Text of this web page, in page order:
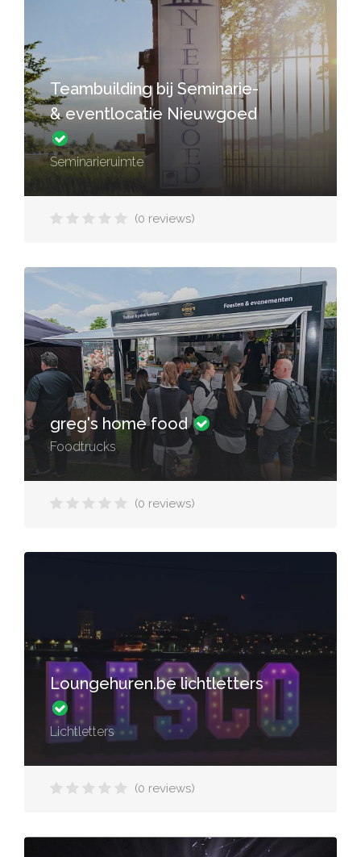
Teambuilding bij Seminarie-
& eventlocatie Nieuwgoed
Seminarieruimte
(0 reviews)
greg's home food
Foodtrucks
(0 reviews)
Loungehuren.be lichtletters
Lichtletters
(0 reviews)